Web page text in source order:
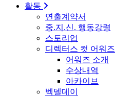
활동
연출계약서
중.지.신. 행동강령
스토리업
디렉터스 컷 어워즈
어워즈 소개
수상내역
아카이브
벡델데이